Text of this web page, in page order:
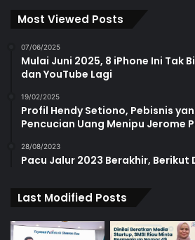
Most Viewed Posts
07/06/2025
Mulai Juni 2025, 8 iPhone Ini Tak
dan YouTube Lagi
19/02/2025
Profil Hendy Setiono, Pebisnis
Pencucian Uang Menipu Jerome
28/08/2023
Pacu Jalur 2023 Berakhir,
Last Modified Posts